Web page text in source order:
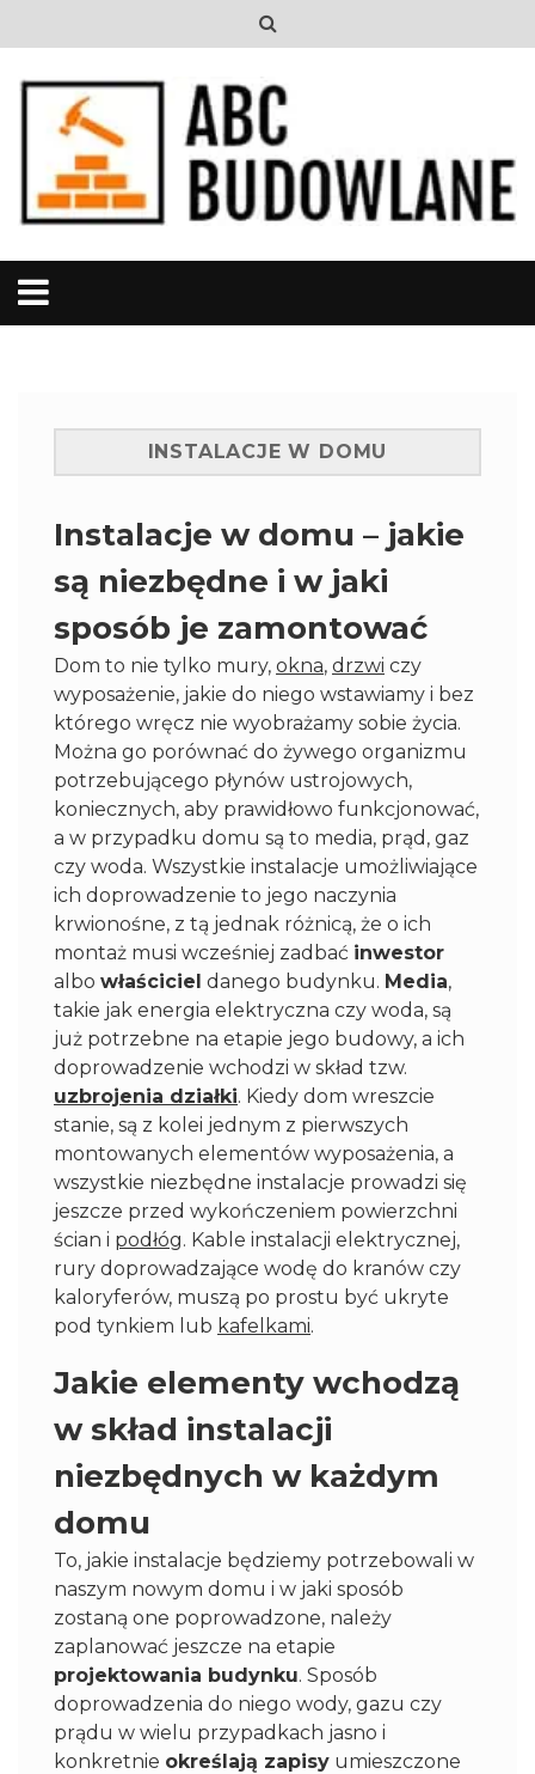
INSTALACJE W DOMU
Instalacje w domu – jakie
są niezbędne i w jaki
sposób je zamontować
Dom to nie tylko mury, okna, drzwi czy
wyposażenie, jakie do niego wstawiamy i bez
którego wręcz nie wyobrażamy sobie życia.
Można go porównać do żywego organizmu
potrzebującego płynów ustrojowych,
koniecznych, aby prawidłowo funkcjonować,
a w przypadku domu są to media, prąd, gaz
czy woda. Wszystkie instalacje umożliwiające
ich doprowadzenie to jego naczynia
krwionośne, z tą jednak różnicą, że o ich
montaż musi wcześniej zadbać inwestor
albo właściciel danego budynku. Media,
takie jak energia elektryczna czy woda, są
już potrzebne na etapie jego budowy, a ich
doprowadzenie wchodzi w skład tzw.
uzbrojenia działki. Kiedy dom wreszcie
stanie, są z kolei jednym z pierwszych
montowanych elementów wyposażenia, a
wszystkie niezbędne instalacje prowadzi się
jeszcze przed wykończeniem powierzchni
ścian i podłóg. Kable instalacji elektrycznej,
rury doprowadzające wodę do kranów czy
kaloryferów, muszą po prostu być ukryte
pod tynkiem lub kafelkami.
Jakie elementy wchodzą
w skład instalacji
niezbędnych w każdym
domu
To, jakie instalacje będziemy potrzebowali w
naszym nowym domu i w jaki sposób
zostaną one poprowadzone, należy
zaplanować jeszcze na etapie
projektowania budynku. Sposób
doprowadzenia do niego wody, gazu czy
prądu w wielu przypadkach jasno i
konkretnie określają zapisy umieszczone